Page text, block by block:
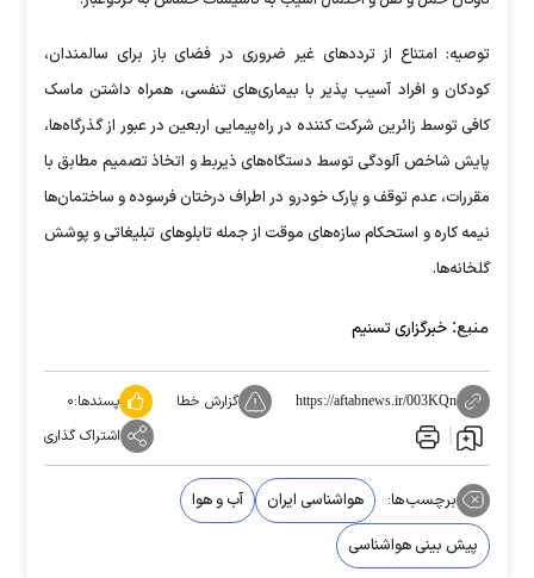
توصیه: امتناع از تردد‌های غیر ضروری در فضای باز برای سالمندان،
کودکان و افراد آسیب پذیر با بیماری‌های تنفسی، همراه داشتن ماسک
کافی توسط زائرین شرکت کننده در راه‌پیمایی اربعین در عبور از گذرگاه‌ها،
پایش شاخص آلودگی توسط دستگاه‌های ذیربط و اتخاذ تصمیم مطابق با
مقررات، عدم توقف و پارک خودرو در اطراف درختان فرسوده و ساختمان‌ها
نیمه کاره و استحکام سازه‌های موقت از جمله تابلو‌های تبلیغاتی و پوشش
گلخانه‌ها.
منبع: خبرگزاری تسنیم
https://aftabnews.ir/003KQn گزارش خطا پسندها:۰
اشتراک گذاری
برچسب‌ها: هواشناسی ایران
آب و هوا
پیش بینی هواشناسی